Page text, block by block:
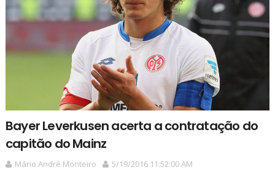
Bayer Leverkusen acerta a contratação do
capitão do Mainz
Mário André Monteiro
5/19/2016 11:52:00 AM